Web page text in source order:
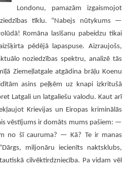
Londonu, pamazām izgaismojot
tīklu. “Nabejs nūtykums —
Romāna lasīšanu pabeidzu tikai
pēdējā lapaspuse. Aizraujošs,
noziedzības spektru, analizē tās
Ziemeļlatgale atgādina brāļu Koenu
asins peļķēm uz knapi izkritušā
Latgali un latgaliešu valodu. Kaut arī
Krievijas un Eiropas kriminālās
vēstījums ir domāts mums pašiem: —
no šī cauruma? — Kā? Te ir manas
miljonāru iecienīts naktsklubs,
cilvēktirdzniecība. Pa vidam vēl